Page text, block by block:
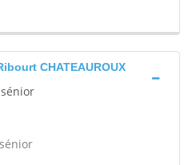
CHATEAUROUX